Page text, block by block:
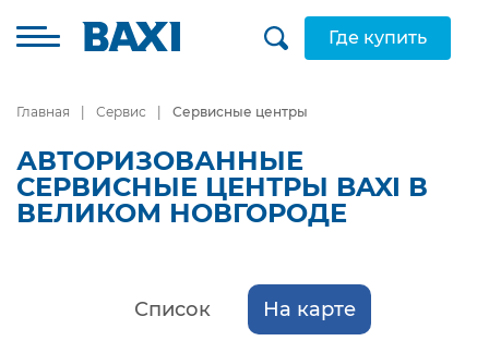
Где купить
Главная Сервис Сервисные центры
АВТОРИЗОВАННЫЕ
СЕРВИСНЫЕ ЦЕНТРЫ BAXI В
ВЕЛИКОМ НОВГОРОДЕ
Список На карте